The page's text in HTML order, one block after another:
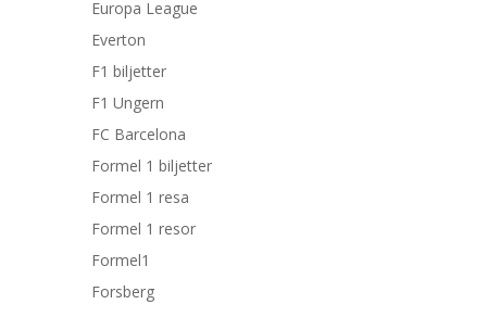
Europa League
Everton
F1 biljetter
F1 Ungern
FC Barcelona
Formel 1 biljetter
Formel 1 resa
Formel 1 resor
Formel1
Forsberg